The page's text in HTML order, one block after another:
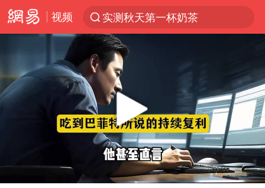
视频
实测秋天第一杯奶茶
女子开一天一夜空调后二氧化碳中毒
汪峰阻止14岁女儿买大牌
我国货物贸易进出口超30万亿元
泰国校园枪击案死亡人数升至7人
泰国枪击案凶手先杀祖父母后行凶
Play
00:00 08:16